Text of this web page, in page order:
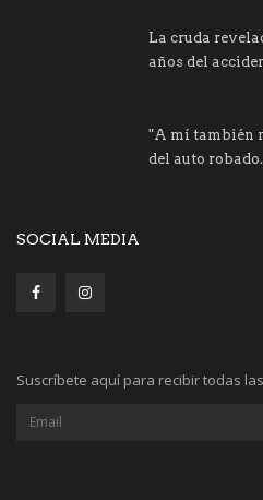
La cruda
años del
"A mí también
del auto
SOCIAL MEDIA
Suscríbete aquí para recibir todas